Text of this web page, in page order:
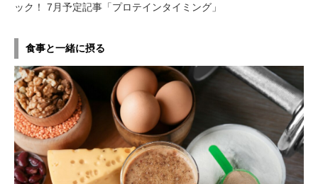
ック！ 7月予定記事「プロテインタイミング」
食事と一緒に摂る